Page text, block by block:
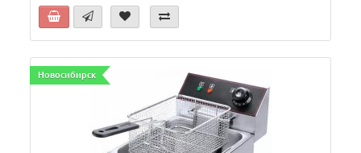
Новосибирск